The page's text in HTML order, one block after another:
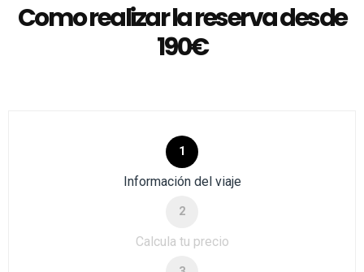
Como realizar la reserva desde
190€
1
Información del viaje
2
Calcula tu precio